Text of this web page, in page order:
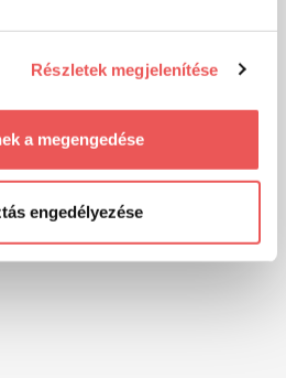
Részletek megjelenítése
a megengedése
engedélyezése